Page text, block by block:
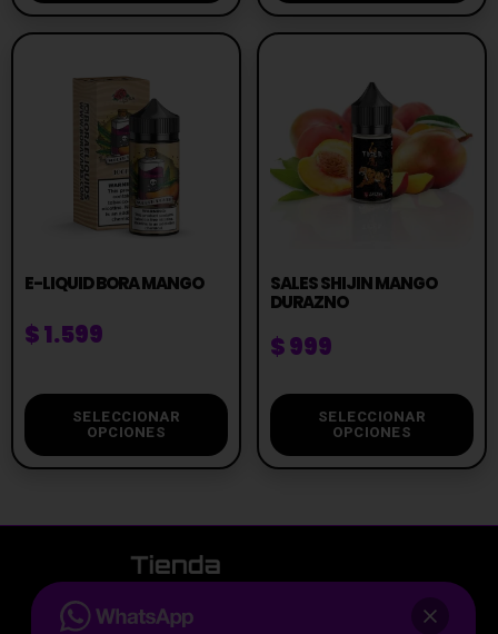
E-LIQUID BORA MANGO
$1.599
SELECCIONAR
OPCIONES
SALES SHIJIN MANGO
DURAZNO
$999
SELECCIONAR
OPCIONES
La tienda de vapeo mejor valorada de Uruguay.